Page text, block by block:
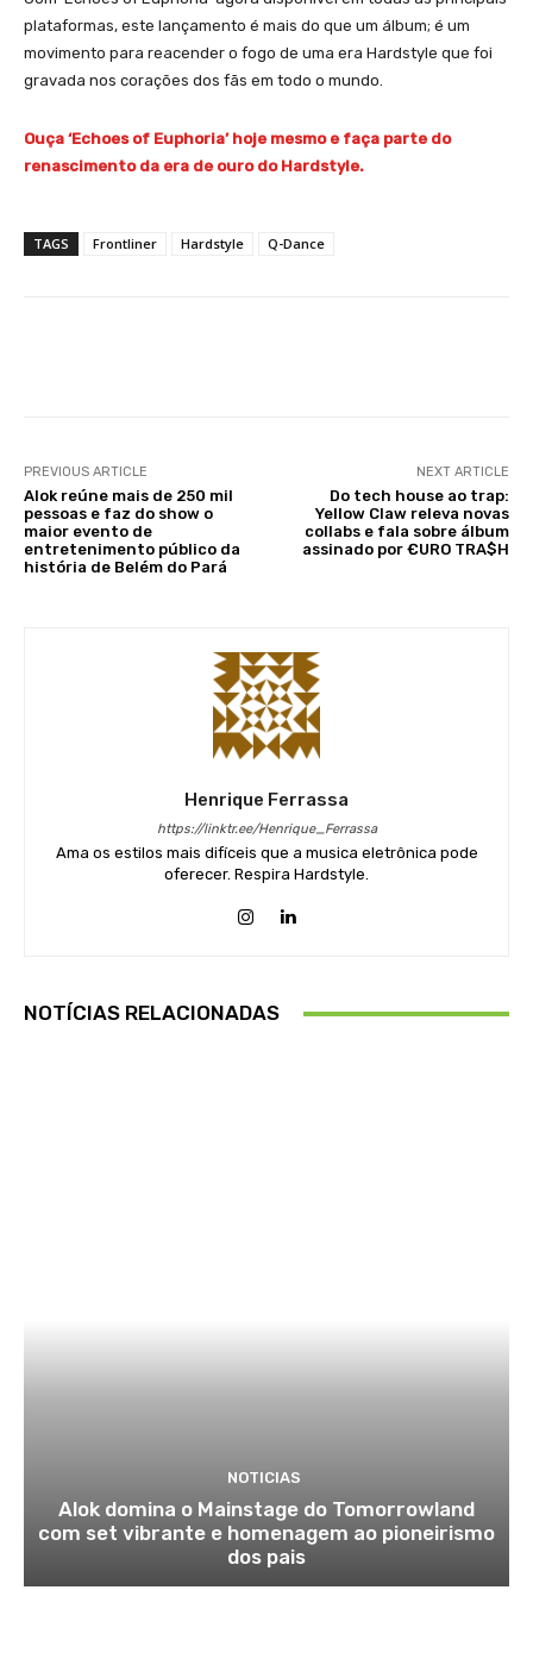
plataformas, este lançamento é mais do que um álbum; é um
movimento para reacender o fogo de uma era Hardstyle que foi
gravada nos corações dos fãs em todo o mundo.
Ouça ‘Echoes of Euphoria’ hoje mesmo e faça parte do
renascimento da era de ouro do Hardstyle.
TAGS Frontliner Hardstyle Q-Dance
PREVIOUS ARTICLE
Alok reúne mais de 250 mil
pessoas e faz do show o
maior evento de
entretenimento público da
história de Belém do Pará
NEXT ARTICLE
Do tech house ao trap:
Yellow Claw releva novas
collabs e fala sobre álbum
assinado por €URO TRA$H
Henrique Ferrassa
https://linktr.ee/Henrique_Ferrassa
Ama os estilos mais difíceis que a musica eletrônica pode
oferecer. Respira Hardstyle.
NOTÍCIAS RELACIONADAS
NOTICIAS
Alok domina o Mainstage do Tomorrowland
com set vibrante e homenagem ao pioneirismo
dos pais